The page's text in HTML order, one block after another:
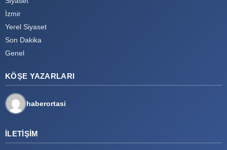
İzmir
Yerel Siyaset
Son Dakika
Genel
KÖŞE YAZARLARI
haberortasi
İLETIŞIM